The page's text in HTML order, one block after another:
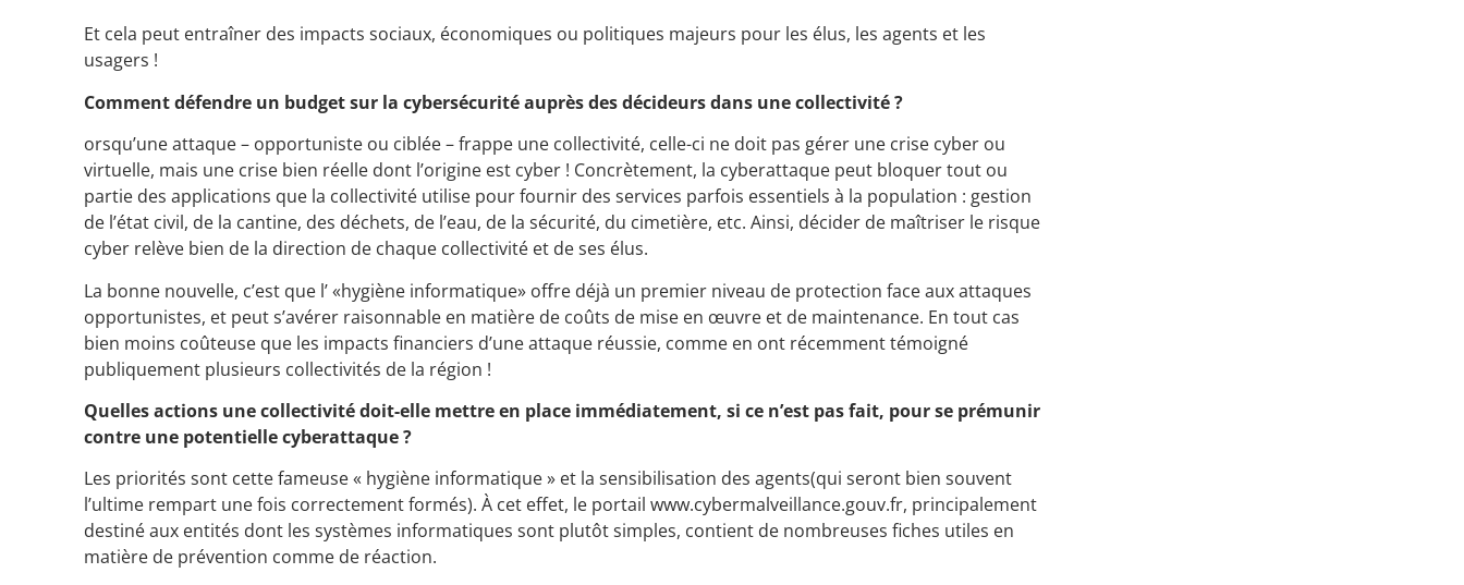
Et cela peut entraîner des impacts sociaux, économiques ou politiques majeurs pour les élus, les agents et les
usagers !
Comment défendre un budget sur la cybersécurité auprès des décideursdans une collectivité ?
orsqu’une attaque – opportuniste ou ciblée – frappe une collectivité, celle-ci ne doit pas gérer une crise cyber ou
virtuelle, mais une crise bien réelle dont l’origine est cyber ! Concrètement, la cyberattaque peut bloquer tout ou
partie des applications que la collectivité utilise pour fournir des services parfois essentiels à la population : gestion
de l’état civil, de la cantine, des déchets, de l’eau, de la sécurité, du cimetière, etc. Ainsi, décider de maîtriser le risque
cyber relève bien de la direction de chaque collectivité et de ses élus.
La bonne nouvelle, c’est que l’ «hygiène informatique» offre déjà un premier niveau de protection face aux attaques
opportunistes, et peut s’avérer raisonnable en matière de coûts de mise en œuvre et de maintenance. En tout cas
bien moins coûteuse que les impacts financiers d’une attaque réussie, comme en ont récemment témoigné
publiquement plusieurs collectivités de la région !
Quelles actions une collectivité doit-elle mettre en place immédiatement, si ce n’est pas fait, pour se prémunir
contre une potentielle cyberattaque ?
Les priorités sont cette fameuse « hygiène informatique » et la sensibilisation des agents(qui seront bien souvent
l’ultime rempart une fois correctement formés). À cet effet, le portail www.cybermalveillance.gouv.fr, principalement
destiné aux entités dont les systèmes informatiques sont plutôt simples, contient de nombreuses fiches utiles en
matière de prévention comme de réaction.